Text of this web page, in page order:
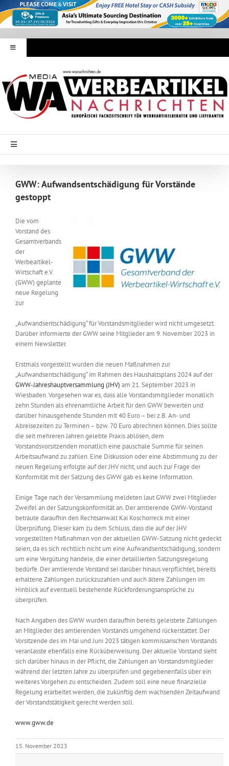
Inhalt
springen
Toggle
Navigation
Werbeartikel Nachrichten
E-Paper
WA Media
Kontakt
Toggle
Branche Intern
Messen & Events
Unternehmen
Interviews
Wissen
Product Guide
Jobshop
Suche
nach:
GWW: Aufwandsentschädigung für Vorstände
gestoppt
Die vom
Vorstand des
Gesamtverbands
der
Werbeartikel-
Wirtschaft e.V.
(GWW) geplante
neue Regelung
zur
„Aufwandsentschädigung“ für Vorstandsmitglieder wird nicht umgesetzt.
Darüber informierte der GWW seine Mitglieder am 9. November 2023 in
einem Newsletter.
Erstmals vorgestellt wurden die neuen Maßnahmen zur
„Aufwandsentschädigung“ im Rahmen des Haushaltsplans 2024 auf der
GWW-Jahreshauptversammlung (JHV) am 21. September 2023 in
Wiesbaden. Vorgesehen war es, dass alle Vorstandsmitglieder monatlich
zehn Stunden als ehrenamtliche Arbeit für den GWW bewerten und
darüber hinausgehende Stunden mit 40 Euro – bei z.B. An- und
Abreisezeiten zu Terminen – bzw. 70 Euro abrechnen können. Dies sollte
die seit mehreren Jahren gelebte Praxis ablösen, dem
Vorstandsvorsitzenden monatlich eine pauschale Summe für seinen
Arbeitsaufwand zu zahlen. Eine Diskussion oder eine Abstimmung zu der
neuen Regelung erfolgte auf der JHV nicht, und auch zur Frage der
Konformität mit der Satzung des GWW gab es keine Information.
Einige Tage nach der Versammlung meldeten laut GWW zwei Mitglieder
Zweifel an der Satzungskonformität an. Der amtierende GWW-Vorstand
betraute daraufhin den Rechtsanwalt Kai Koschorreck mit einer
Überprüfung. Dieser kam zu dem Schluss, dass die auf der JHV
vorgestellten Maßnahmen von der aktuellen GWW-Satzung nicht gedeckt
seien, da es sich rechtlich nicht um eine Aufwandsentschädigung, sondern
um eine Vergütung handele, die einer detaillierten Satzungsregelung
bedürfe. Der amtierende Vorstand sei darüber hinaus verpflichtet, bereits
erhaltene Zahlungen zurückzuzahlen und auch ältere Zahlungen im
Hinblick auf eventuell bestehende Rückforderungsansprüche zu
überprüfen.
Nach Angaben des GWW wurden daraufhin bereits geleistete Zahlungen
an Mitglieder des amtierenden Vorstands umgehend rückerstattet. Der
Vorsitzende des im Mai und Juni 2023 tätigen kommissarischen Vorstands
veranlasste ebenfalls eine Rücküberweisung. Der aktuelle Vorstand sieht
sich darüber hinaus in der Pflicht, die Zahlungen an Vorstandsmitglieder
während der letzten Jahre zu überprüfen und gegebenenfalls über ein
weiteres Vorgehen zu entscheiden. Zudem soll eine neue finanzielle
Regelung erarbeitet werden, die zukünftig dem wachsenden Zeitaufwand
der Vorstandstätigkeit gerecht werden soll.
www.gww.de
15. November 2023